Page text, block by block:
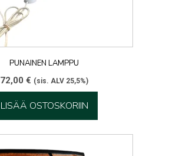
PUNAINEN LAMPPU
72,00 € (sis. ALV 25,5%)
LISÄÄ OSTOSKORIIN